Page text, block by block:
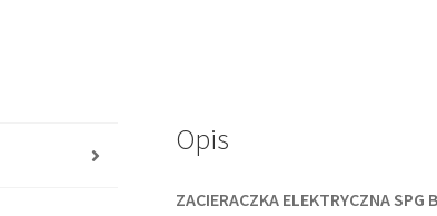
Opis
ZACIERACZKA ELEKTRYCZNA SPG